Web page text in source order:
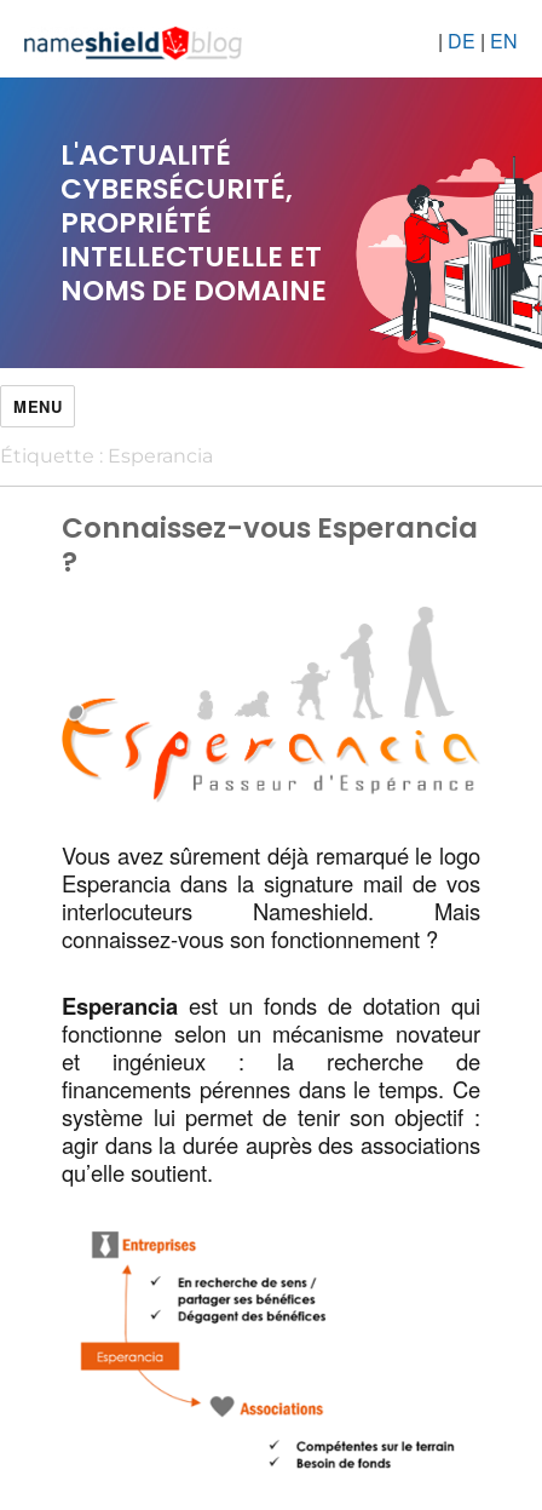
| DE | EN
L'ACTUALITÉ
CYBERSÉCURITÉ,
PROPRIÉTÉ
INTELLECTUELLE ET
NOMS DE DOMAINE
MENU
Étiquette : Esperancia
Connaissez-vous Esperancia
?
Vous avez sûrement déjà remarqué le logo
Esperancia dans la signature mail de vos
interlocuteurs Nameshield. Mais
connaissez-vous son fonctionnement ?
Esperancia est un fonds de dotation qui
fonctionne selon un mécanisme novateur
et ingénieux : la recherche de
financements pérennes dans le temps. Ce
système lui permet de tenir son objectif :
agir dans la durée auprès des associations
qu’elle soutient.